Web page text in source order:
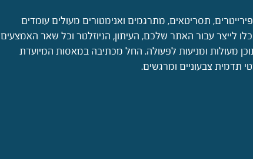
תסריטאים, מתרגמים ואנימטורים מעולים עומדים
לייצר עבור האתר שלכם, העיתון, הניוזלטר וכל שאר האמצעים
מעולות ומניעות לפעולה. החל מכתיבה במאסות המיועדת
תדמית צבעוניים ומרגשים.